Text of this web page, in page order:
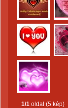
1/1 oldal (5 kép)